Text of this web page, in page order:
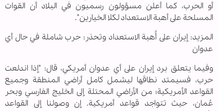
أو الحرب، كما أعلن مسؤولون رسميون في البلاد أن القوات
المسلحة على أهبة الاستعداد لكلا الخيارين".
المزيد: إيران على أُهبة الاستعداد وتحذر: حرب شاملة في حال أي
عدوان
وفيما يتعلق برد إيران على أي عدوان أمريكي، قال: "إذا اندلعت
حرب، فسيمتد نطاقها ليشمل كامل أراضي المنطقة وجميع
القواعد الأمريكية؛ من الأراضي المحتلة إلى الخليج الفارسي وبحر
عُمان، حيث تتواجد قواعد أمريكية. إن وصولنا إلى القواعد